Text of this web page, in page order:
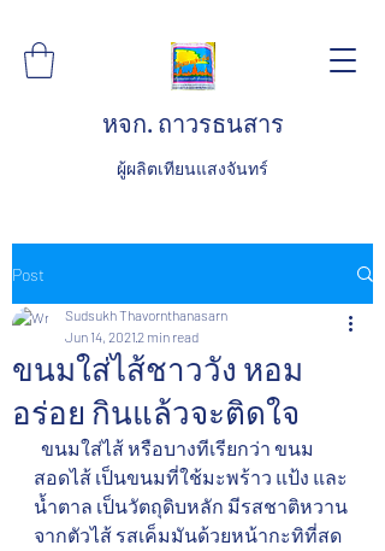
หจก. ถาวรธนสาร
ผู้ผลิตเทียนแสงจันทร์
Post
ขนมใส่ไส้ชาววัง หอม
อร่อย กินแล้วจะติดใจ
Sudsukh Thavornthanasarn
Jun 14, 20212 min read
สอดไส้ เป็นขนมที่ใช้มะพร้าว แป้ง และ
น้ำตาล เป็นวัตถุดิบหลัก มีรสชาติหวาน
จากตัวไส้ รสเค็มมันด้วยหน้ากะทิที่สด